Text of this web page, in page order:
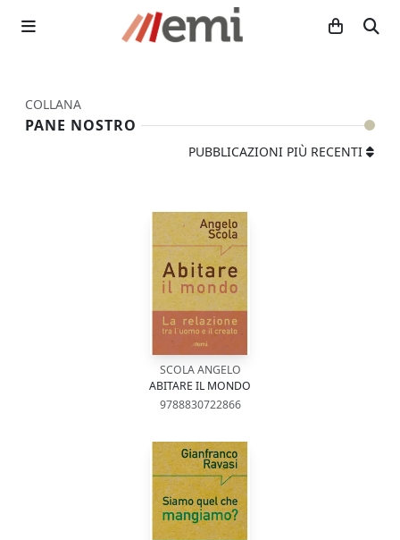
COLLANA
PANE NOSTRO
PUBBLICAZIONI PIÙ RECENTI
SCOLA ANGELO
ABITARE IL MONDO
9788830722866